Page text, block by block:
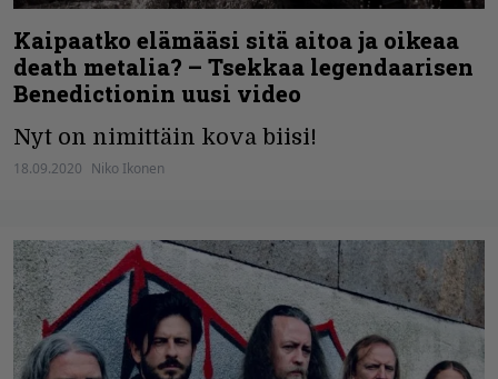
Kaipaatko elämääsi sitä aitoa ja oikeaa
death metalia? – Tsekkaa legendaarisen
Benedictionin uusi video
Nyt on nimittäin kova biisi!
18.09.2020 Niko Ikonen